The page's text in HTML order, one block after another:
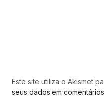
Este site utiliza o Akismet
seus dados em